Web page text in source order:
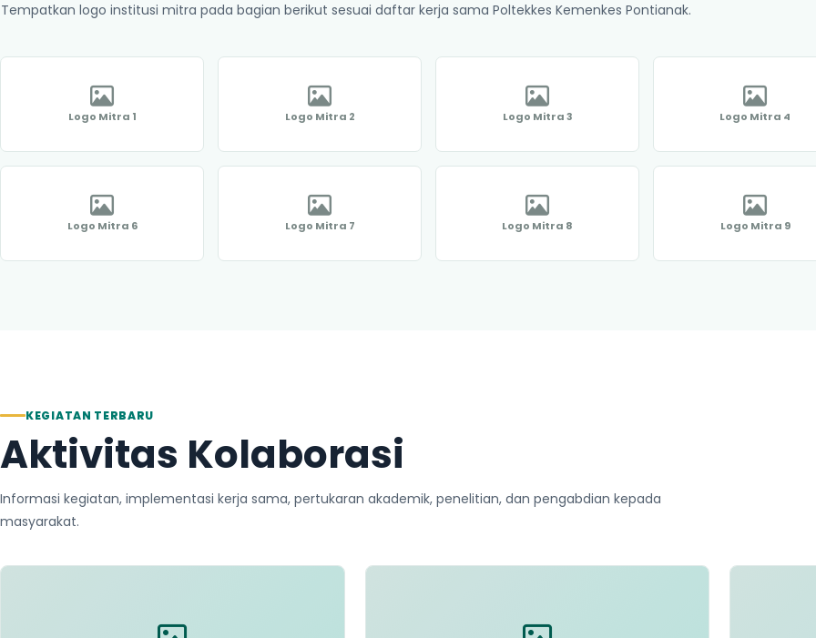
Tempatkan logo institusi mitra pada bagian berikut sesuai daftar kerja sama Poltekkes Kemenkes Pontianak.
Logo Mitra 1 Logo Mitra 2 Logo Mitra 3 Logo Mitra 4
Logo Mitra 6 Logo Mitra 7 Logo Mitra 8 Logo Mitra 9
KEGIATAN TERBARU
Aktivitas Kolaborasi
Informasi kegiatan, implementasi kerja sama, pertukaran akademik, penelitian, dan pengabdian kepada
masyarakat.